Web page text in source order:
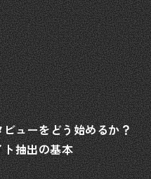
ューをどう始めるか？
抽出の基本